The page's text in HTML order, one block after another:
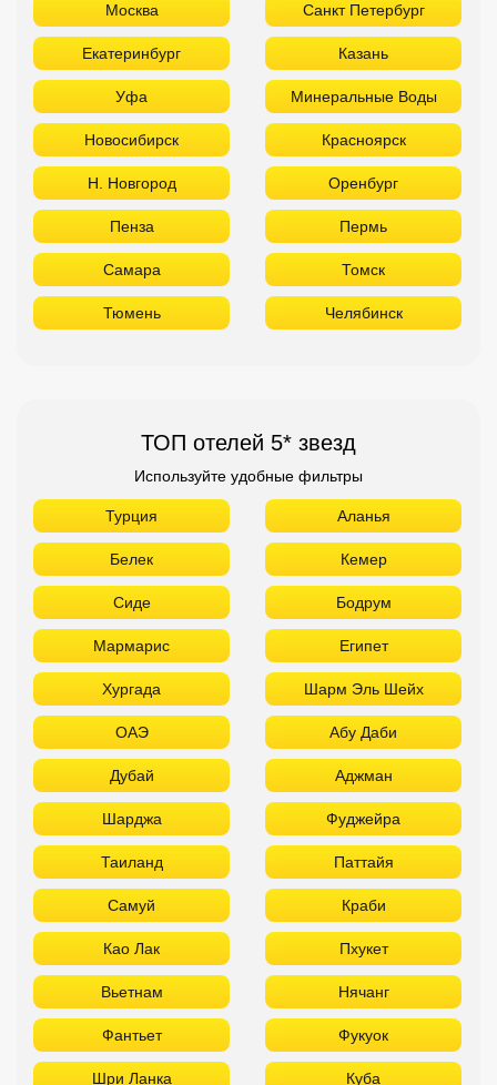
Москва Санкт Петербург
Екатеринбург Казань
Уфа Минеральные Воды
Новосибирск Красноярск
Н. Новгород Оренбург
Пенза Пермь
Самара Томск
Тюмень Челябинск
ТОП отелей 5* звезд
Используйте удобные фильтры
Турция Аланья
Белек Кемер
Сиде Бодрум
Мармарис Египет
Хургада Шарм Эль Шейх
ОАЭ Абу Даби
Дубай Аджман
Шарджа Фуджейра
Таиланд Паттайя
Самуй Краби
Као Лак Пхукет
Вьетнам Нячанг
Фантьет Фукуок
Шри Ланка Куба